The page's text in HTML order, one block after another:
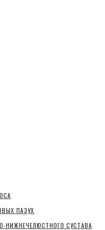
ПАЗУХ
НИЖНЕЧЕЛЮСТНОГО СУСТАВА